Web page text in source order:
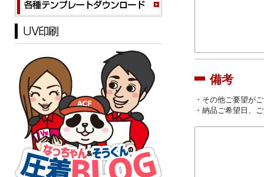
備考
・その他ご要望が
・納品ご希望日、